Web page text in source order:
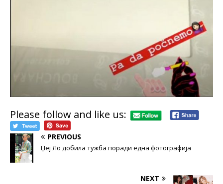
Please follow and like us:
PREVIOUS
Џеј Ло добила тужба поради една фотографија
NEXT